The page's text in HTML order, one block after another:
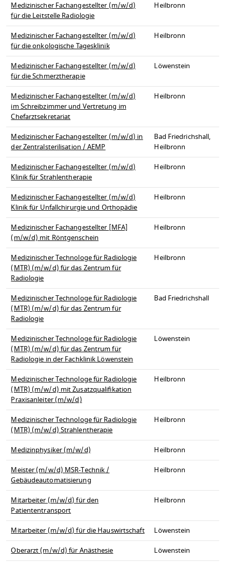
Medizinischer Fachangestellter (m/w/d)
für die Leitstelle Radiologie
Heilbronn
Medizinischer Fachangestellter (m/w/d)
für die onkologische Tagesklinik
Heilbronn
Medizinischer Fachangestellter (m/w/d)
für die Schmerztherapie
Löwenstein
Medizinischer Fachangestellter (m/w/d)
im Schreibzimmer und Vertretung im
Chefarztsekretariat
Heilbronn
Medizinischer Fachangestellter (m/w/d) in
der Zentralsterilisation / AEMP
Bad Friedrichshall,
Heilbronn
Medizinischer Fachangestellter (m/w/d)
Klinik für Strahlentherapie
Heilbronn
Medizinischer Fachangestellter (m/w/d)
Klinik für Unfallchirurgie und Orthopädie
Heilbronn
Medizinischer Fachangestellter [MFA]
(m/w/d) mit Röntgenschein
Heilbronn
Medizinischer Technologe für Radiologie
(MTR) (m/w/d) für das Zentrum für
Radiologie
Heilbronn
Medizinischer Technologe für Radiologie
(MTR) (m/w/d) für das Zentrum für
Radiologie
Bad Friedrichshall
Medizinischer Technologe für Radiologie
(MTR) (m/w/d) für das Zentrum für
Radiologie in der Fachklinik Löwenstein
Löwenstein
Medizinischer Technologe für Radiologie
(MTR) (m/w/d) mit Zusatzqualifikation
Praxisanleiter (m/w/d)
Heilbronn
Medizinischer Technologe für Radiologie
(MTR) (m/w/d) Strahlentherapie
Heilbronn
Medizinphysiker (m/w/d)
Heilbronn
Meister (m/w/d) MSR-Technik /
Gebäudeautomatisierung
Heilbronn
Mitarbeiter (m/w/d) für den
Patiententransport
Heilbronn
Mitarbeiter (m/w/d) für die Hauswirtschaft
Löwenstein
Oberarzt (m/w/d) für Anästhesie
Löwenstein